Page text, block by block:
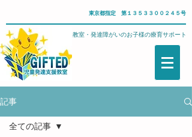
東京都指定 第１３５３３００２４５号
武蔵野市・児童発達支援教室・発達障がいのお子様の療育サポート
記事
全ての記事